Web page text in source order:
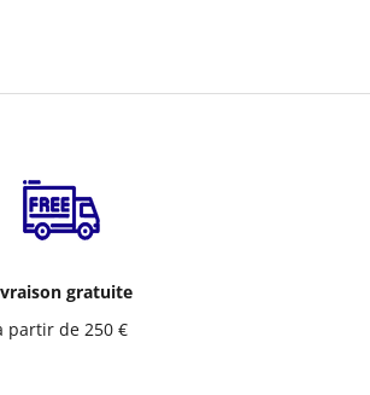
gratuite
partir de 250 €